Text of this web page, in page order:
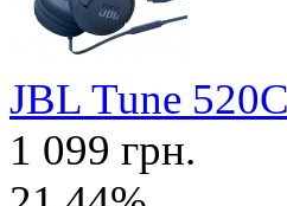
JBL Tune
1 099 грн.